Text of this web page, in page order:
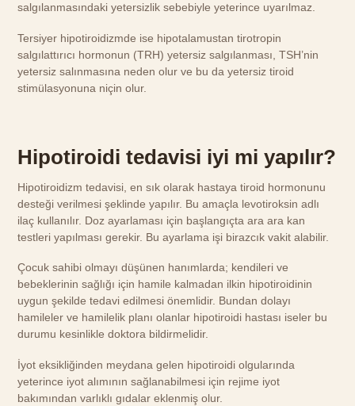
salgılanmasındaki yetersizlik sebebiyle yeterince uyarılmaz.
Tersiyer hipotiroidizmde ise hipotalamustan tirotropin
salgılattırıcı hormonun (TRH) yetersiz salgılanması, TSH’nin
yetersiz salınmasına neden olur ve bu da yetersiz tiroid
stimülasyonuna niçin olur.
Hipotiroidi tedavisi iyi mi yapılır?
Hipotiroidizm tedavisi, en sık olarak hastaya tiroid hormonunu
desteği verilmesi şeklinde yapılır. Bu amaçla levotiroksin adlı
ilaç kullanılır. Doz ayarlaması için başlangıçta ara ara kan
testleri yapılması gerekir. Bu ayarlama işi birazcık vakit alabilir.
Çocuk sahibi olmayı düşünen hanımlarda; kendileri ve
bebeklerinin sağlığı için hamile kalmadan ilkin hipotiroidinin
uygun şekilde tedavi edilmesi önemlidir. Bundan dolayı
hamileler ve hamilelik planı olanlar hipotiroidi hastası iseler bu
durumu kesinlikle doktora bildirmelidir.
İyot eksikliğinden meydana gelen hipotiroidi olgularında
yeterince iyot alımının sağlanabilmesi için rejime iyot
bakımından varlıklı gıdalar eklenmiş olur.